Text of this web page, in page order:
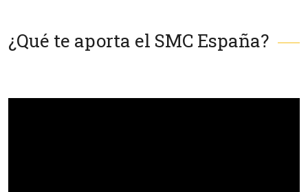
¿Qué te aporta el SMC España?